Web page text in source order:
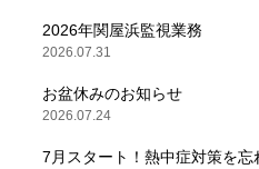
2026年関屋浜監視業務
2026.07.31
お盆休みのお知らせ
2026.07.24
7月スタート！熱中症対策を忘